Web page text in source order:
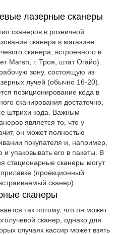
лазерные сканеры
сканеров в розничной
сканера в магазине
сканера, встроенного в
Marsh, г. Троя, штат Огайо).
зону, состоящую из
лучей (обычно 16-20).
позиционирование кода в
сканирования достаточно,
штрихи кода. Важным
является то, что у
он может полностью
покупателя и, например,
и упаковывать его в пакеты. В
стационарные сканеры могут
(проекционный
сканер).
сканеры
так потому, что он может
сканер, однако для
случаях кассир может взять